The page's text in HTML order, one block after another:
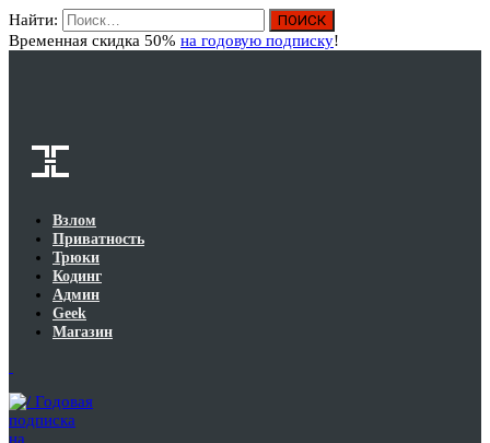
Найти:
Временная скидка 50% на годовую подписку!
Взлом
Приватность
Трюки
Кодинг
Админ
Geek
Магазин
Годовая
подписка
на